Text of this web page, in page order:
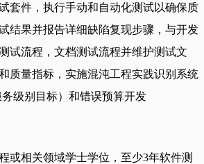
套件，执行手动和自动化测试以确保质
结果并报告详细缺陷复现步骤，与开发
试流程，文档测试流程并维护测试文
质量指标，实施混沌工程实践识别系统
级别目标）和错误预算开发
或相关领域学士学位，至少3年软件测